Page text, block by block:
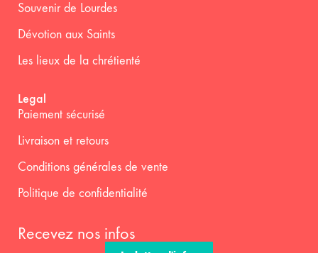
Souvenir de Lourdes
Dévotion aux Saints
Les lieux de la chrétienté
Legal
Paiement sécurisé
Livraison et retours
Conditions générales de vente
Politique de confidentialité
Recevez nos infos